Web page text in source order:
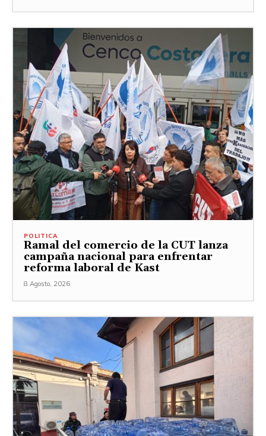
POLITICA
Ramal del comercio de la CUT lanza
campaña nacional para enfrentar
reforma laboral de Kast
8 Agosto, 2026